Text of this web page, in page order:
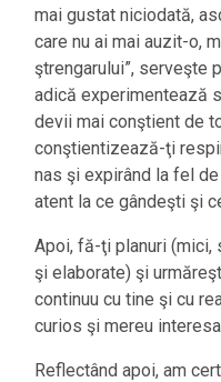
mai gustat niciodată,
care nu ai mai auzit-o,
ştrengarului”, serveşte
adică experimentează
devii mai conştient de
conştientizează-ţi
nas şi expirând la fel
atent la ce gândeşti şi
Apoi, fă-ţi planuri (mici,
şi elaborate) şi
continuu cu tine şi cu
curios şi mereu
Reflectând apoi, am